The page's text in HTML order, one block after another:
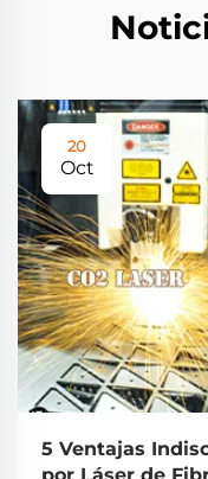
20
Oct
5 Ventajas